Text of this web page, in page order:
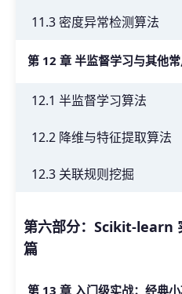
11.3 密度异常检测算法
第 12 章 半监督学习与其他
12.1 半监督学习算法
12.2 降维与特征提取算法
12.3 关联规则挖掘
第六部分：Scikit-learn
篇
第 13 章 入门级实战：经典